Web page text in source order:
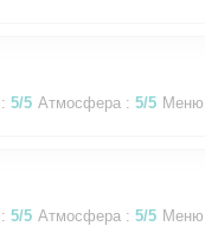
: 5/5 Атмосфера : 5/5 Меню
: 5/5 Атмосфера : 5/5 Меню